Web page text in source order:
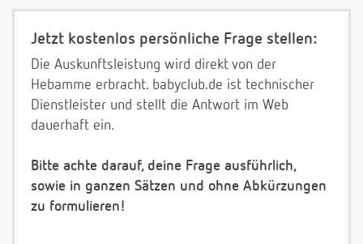
Jetzt kostenlos persönliche Frage stellen:
Die Auskunftsleistung wird direkt von der
Hebamme erbracht. babyclub.de ist technischer
Dienstleister und stellt die Antwort im Web
dauerhaft ein.
Bitte achte darauf, deine Frage ausführlich,
sowie in ganzen Sätzen und ohne Abkürzungen
zu formulieren!